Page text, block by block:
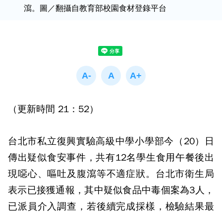
瀉。圖／翻攝自教育部校園食材登錄平台
（更新時間 21：52）
台北市私立復興實驗高級中學小學部今（20）日
傳出疑似食安事件，共有12名學生食用午餐後出
現噁心、嘔吐及腹瀉等不適症狀。台北市衛生局
表示已接獲通報，其中疑似食品中毒個案為3人，
已派員介入調查，若後續完成採樣，檢驗結果最